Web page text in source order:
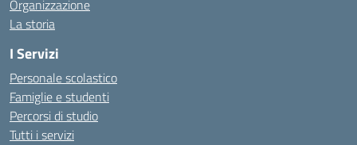
Organizzazione
La storia
I Servizi
Personale scolastico
Famiglie e studenti
Percorsi di studio
Tutti i servizi